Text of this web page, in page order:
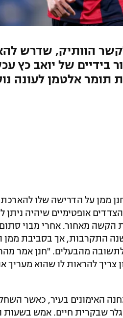
הוותיק, שדרש
בידיים של יואב כץ
תומר אלטמן לעונה
ממן על הדרישה שלו
הצדדים אופטימיים שיהיה
הקשה מאחור. אחרי מבוי
התקרבות, אך בסביבת ממן
מהבעלים. "חנן אמר
צריך להראות לו שהוא מעריך
האימונים בעיר, כאשר
שבקרית חיים. אמש בשעות